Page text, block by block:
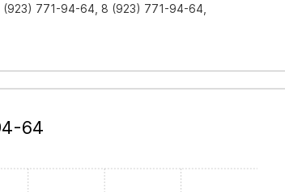
771-94-64, 8 (923) 771-94-64,
64